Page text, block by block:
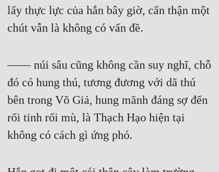
lấy thực lực của hắn bây giờ, cẩn thận một
chút vẫn là không có vấn đề.
—— núi sâu cũng không cần suy nghĩ, chỗ
đó có hung thú, tương đương với dã thú
bên trong Võ Giả, hung mãnh đáng sợ đến
rối tinh rối mù, là Thạch Hạo hiện tại
không có cách gì ứng phó.